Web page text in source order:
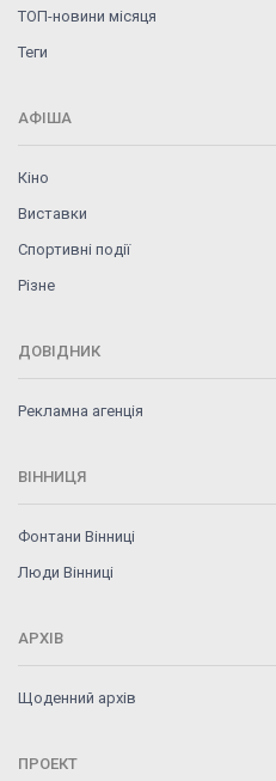
ТОП-новини місяця
Теги
АФІША
Кіно
Виставки
Спортивні події
Різне
ДОВІДНИК
Рекламна агенція
ВІННИЦЯ
Фонтани Вінниці
Люди Вінниці
АРХІВ
Щоденний архів
ПРОЕКТ